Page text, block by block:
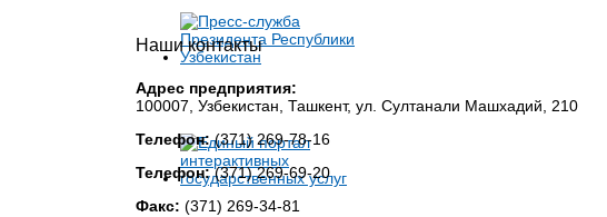
Наши контакты
Адрес предприятия:
100007, Узбекистан, Ташкент, ул. Султанали Машхадий, 210
Телефон:(371) 269-78-16
Телефон:(371) 269-69-20
Факс: (371) 269-34-81